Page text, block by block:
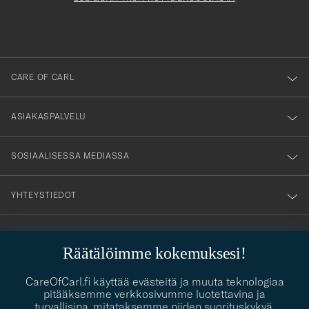
Räätälöimme kokemuksesi!
CareOfCarl.fi käyttää evästeitä ja muuta teknologiaa
pitääksemme verkkosivumme luotettavina ja
turvallisina, mitataksemme niiden suorituskykyä,
dig
till
vårt
nyhetsbrev!
CARE OF CARL
ASIAKASPALVELU
SOSIAALISESSA MEDIASSA
YHTEYSTIEDOT
contact@careofcarl.com
PUKEUTUMISNEUVONTA
Kaipaatko apua oman tyylisi löytämiseen? Me autamme sinua
mielellämme!